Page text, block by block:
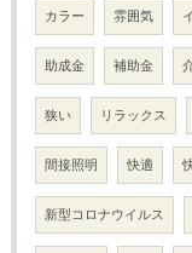
カラー 雰囲気
助成金 補助金
狭い リラックス
間接照明 快適
新型コロナウイルス